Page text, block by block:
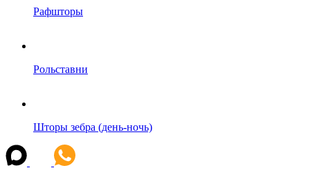
Рафшторы
Рольставни
Шторы зебра (день-ночь)